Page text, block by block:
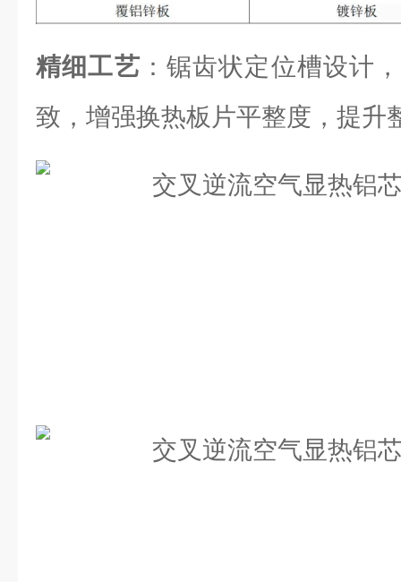
精细工艺 ：锯齿状定位槽设计
致，增强换热板片平整度，提升